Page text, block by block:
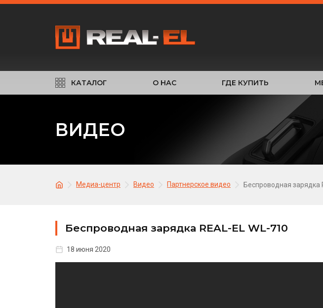
КАТАЛОГ О НАС ГДЕ КУПИТЬ
ВИДЕО
Медиа-центр Видео Партнерское видео Беспроводная зарядка
Беспроводная зарядка REAL-EL WL-710
18 июня 2020